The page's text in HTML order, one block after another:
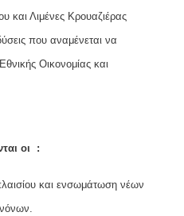
και Λιμένες Κρουαζιέρας
που αναμένεται να
Οικονομίας και
οι :
και ενσωμάτωση νέων